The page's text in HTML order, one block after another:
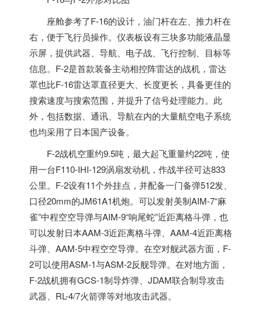
座舱参考了F-16的设计，油门杆在左、推力杆在
右，便于飞行员操作。仪表板设有三块多功能液晶显
示屏，提供武器、导航、电子战、飞行控制、目标等
信息。F-2是首款装备主动相控阵雷达的战机，雷达
罩也比F-16雷达罩直径更大、长度更长，具备更佳的
搜索速度与搜索范围，并提升了信号处理能力。此
外，包括数据、通讯、导航在内的大量航空电子系统
也均采用了日本国产设备。
F-2战机空重约9.5吨，最大起飞重量约22吨，使
用一台F110-IHI-129涡扇发动机，作战半径可达833
公里。F-2设有11个外挂点，并配备一门备弹512发、
口径20mm的JM61A1机炮。可以发射美制AIM-7“麻
雀”中程空空导弹与AIM-9“响尾蛇”近距离格斗弹，也
可以发射日本AAM-3近距离格斗弹、AAM-4近距离格
斗弹、AAM-5中程空空导弹。在空对舰武器方面，F-
2可以使用ASM-1与ASM-2反舰导弹。在对地方面，
F-2战机拥有GCS-1制导炸弹、JDAM联合制导攻击
武器、RL-4/7火箭弹等对地攻击武器。